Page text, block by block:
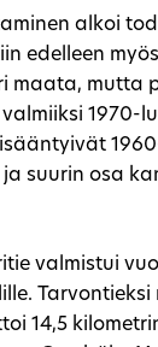
alkoi
edelleen
maata, mutta
1970-
suurin osa
valmistui
Tarvontieksi
14,5